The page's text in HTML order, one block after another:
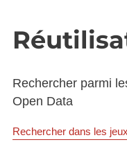
Rechercher parmi
Open Data
Rechercher dans les